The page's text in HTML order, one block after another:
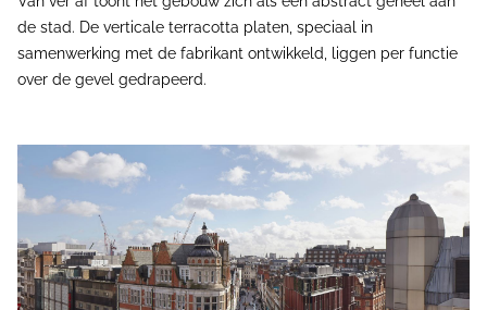
de stad. De verticale terracotta platen, speciaal in
samenwerking met de fabrikant ontwikkeld, liggen per functie
over de gevel gedrapeerd.